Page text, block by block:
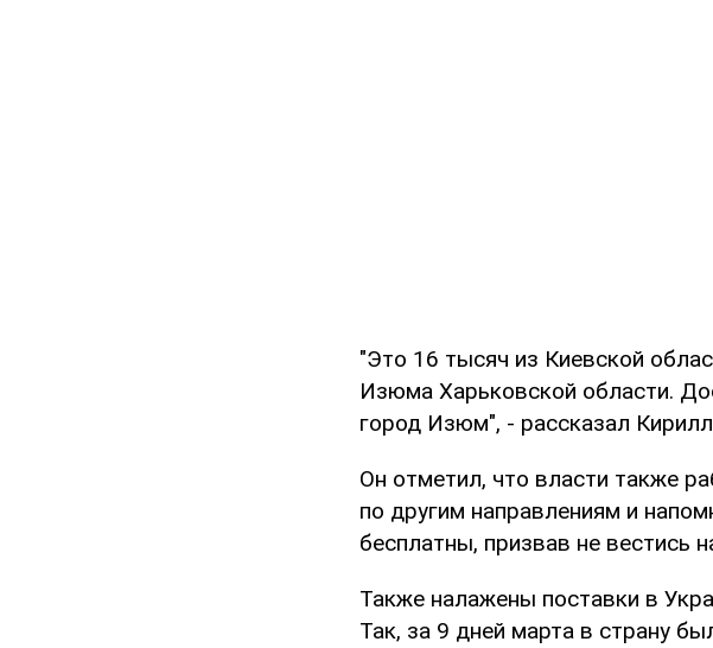
"Это 16 тысяч из Киевской
Изюма Харьковской области.
город Изюм", - рассказал
Он отметил, что власти также
по другим направлениям и
бесплатны, призвав не вестись
Также налажены поставки в
Так, за 9 дней марта в страну